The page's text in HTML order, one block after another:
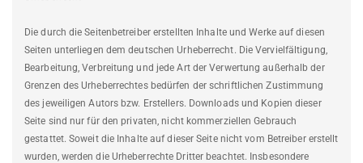
Die durch die Seitenbetreiber erstellten Inhalte und Werke auf diesen
Seiten unterliegen dem deutschen Urheberrecht. Die Vervielfältigung,
Bearbeitung, Verbreitung und jede Art der Verwertung außerhalb der
Grenzen des Urheberrechtes bedürfen der schriftlichen Zustimmung
des jeweiligen Autors bzw. Erstellers. Downloads und Kopien dieser
Seite sind nur für den privaten, nicht kommerziellen Gebrauch
gestattet. Soweit die Inhalte auf dieser Seite nicht vom Betreiber erstellt
wurden, werden die Urheberrechte Dritter beachtet. Insbesondere